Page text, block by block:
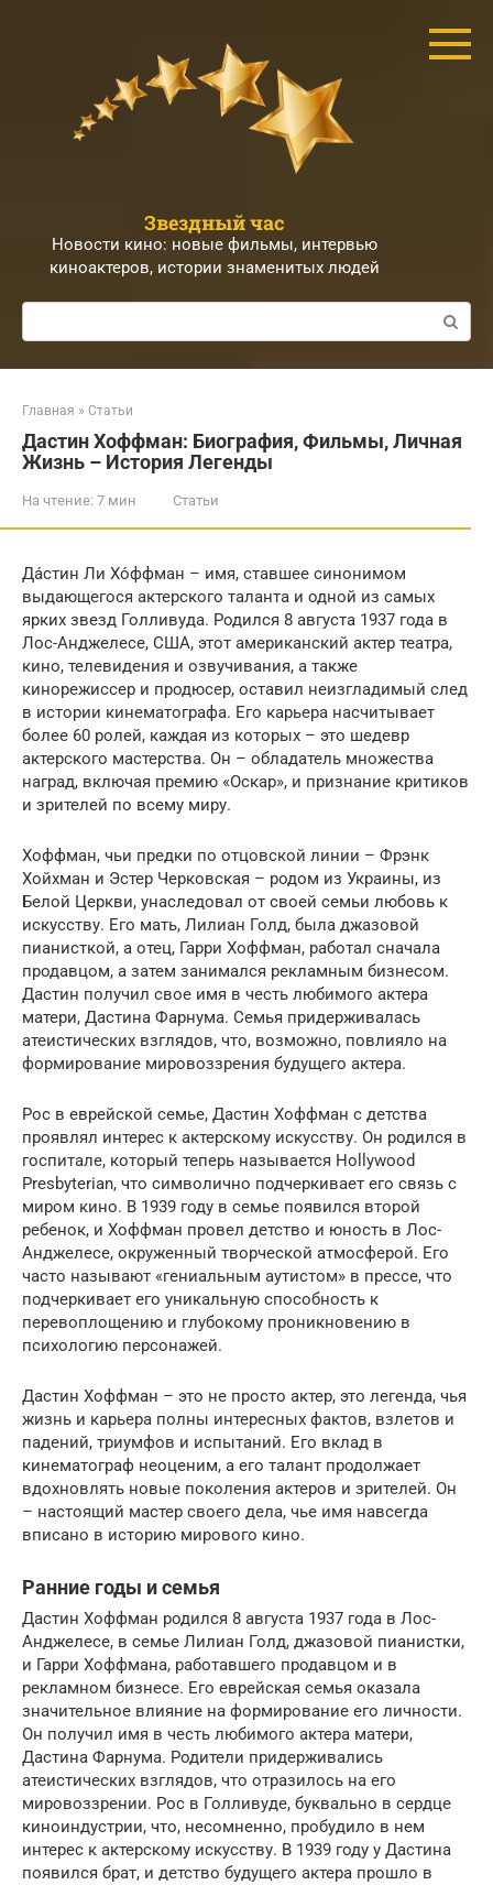
Звездный час
Новости кино: новые фильмы, интервью
киноактеров, истории знаменитых людей
Поиск:
Главная » Статьи
Дастин Хоффман: Биография, Фильмы, Личная
Жизнь – История Легенды
На чтение: 7 мин Статьи
Да́стин Ли Хо́ффман – имя, ставшее синонимом
выдающегося актерского таланта и одной из самых
ярких звезд Голливуда. Родился 8 августа 1937 года в
Лос-Анджелесе, США, этот американский актер театра,
кино, телевидения и озвучивания, а также
кинорежиссер и продюсер, оставил неизгладимый след
в истории кинематографа. Его карьера насчитывает
более 60 ролей, каждая из которых – это шедевр
актерского мастерства. Он – обладатель множества
наград, включая премию «Оскар», и признание критиков
и зрителей по всему миру.
Хоффман, чьи предки по отцовской линии – Фрэнк
Хойхман и Эстер Черковская – родом из Украины, из
Белой Церкви, унаследовал от своей семьи любовь к
искусству. Его мать, Лилиан Голд, была джазовой
пианисткой, а отец, Гарри Хоффман, работал сначала
продавцом, а затем занимался рекламным бизнесом.
Дастин получил свое имя в честь любимого актера
матери, Дастина Фарнума. Семья придерживалась
атеистических взглядов, что, возможно, повлияло на
формирование мировоззрения будущего актера.
Рос в еврейской семье, Дастин Хоффман с детства
проявлял интерес к актерскому искусству. Он родился в
госпитале, который теперь называется Hollywood
Presbyterian, что символично подчеркивает его связь с
миром кино. В 1939 году в семье появился второй
ребенок, и Хоффман провел детство и юность в Лос-
Анджелесе, окруженный творческой атмосферой. Его
часто называют «гениальным аутистом» в прессе, что
подчеркивает его уникальную способность к
перевоплощению и глубокому проникновению в
психологию персонажей.
Дастин Хоффман – это не просто актер, это легенда, чья
жизнь и карьера полны интересных фактов, взлетов и
падений, триумфов и испытаний. Его вклад в
кинематограф неоценим, а его талант продолжает
вдохновлять новые поколения актеров и зрителей. Он
– настоящий мастер своего дела, чье имя навсегда
вписано в историю мирового кино.
Ранние годы и семья
Дастин Хоффман родился 8 августа 1937 года в Лос-
Анджелесе, в семье Лилиан Голд, джазовой пианистки,
и Гарри Хоффмана, работавшего продавцом и в
рекламном бизнесе. Его еврейская семья оказала
значительное влияние на формирование его личности.
Он получил имя в честь любимого актера матери,
Дастина Фарнума. Родители придерживались
атеистических взглядов, что отразилось на его
мировоззрении. Рос в Голливуде, буквально в сердце
киноиндустрии, что, несомненно, пробудило в нем
интерес к актерскому искусству. В 1939 году у Дастина
появился брат, и детство будущего актера прошло в